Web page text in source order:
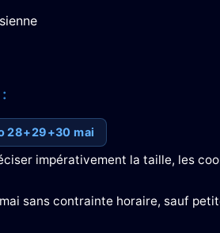
28+29+30 mai
impérativement la taille, les
sans contrainte horaire, sauf